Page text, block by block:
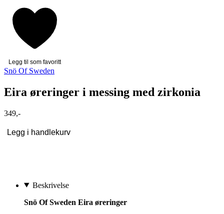
Legg til som favoritt
Snö Of Sweden
Eira øreringer i messing med zirkonia
349,-
Legg i handlekurv
Beskrivelse
Snö Of Sweden Eira øreringer